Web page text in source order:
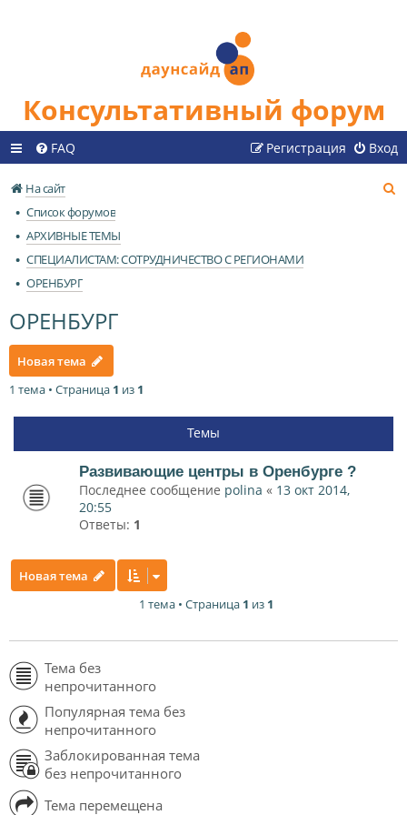
Консультативный форум
FAQ Вход
Регистрация
На сайт
Список форумов
АРХИВНЫЕ ТЕМЫ
СПЕЦИАЛИСТАМ: СОТРУДНИЧЕСТВО С РЕГИОНАМИ
ОРЕНБУРГ
ОРЕНБУРГ
Новая тема
1 тема • Страница 1 из 1
Темы
Развивающие центры в Оренбурге ?
Последнее сообщение polina « 13 окт 2014,
20:55
Ответы: 1
Новая тема
1 тема • Страница 1 из 1
Тема без
непрочитанного
Популярная тема без
непрочитанного
Заблокированная тема
без непрочитанного
Тема перемещена